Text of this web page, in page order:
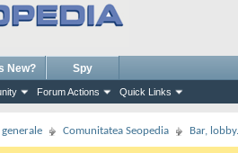
Forum Actions Quick Links
New? Spy
Comunitatea Seopedia Bar,